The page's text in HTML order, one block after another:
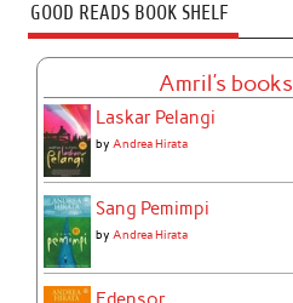
GOOD READS BOOK SHELF
Amril's books
Laskar Pelangi
byAndrea Hirata
Sang Pemimpi
byAndrea Hirata